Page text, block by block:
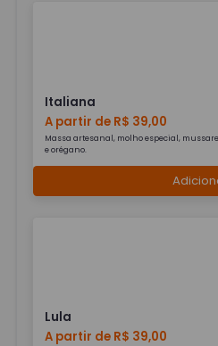
Italiana
A partir de R$ 39,00
Massa artesanal, molho especial,
e orégano.
Lula
A partir de R$ 39,00